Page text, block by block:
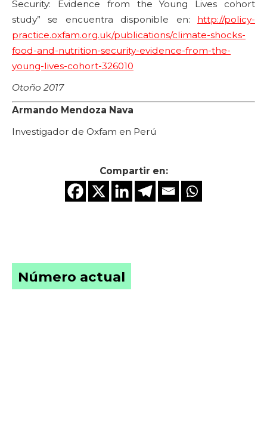
Security: Evidence from the Young Lives cohort
study” se encuentra disponible en: http://policy-
practice.oxfam.org.uk/publications/climate-shocks-
food-and-nutrition-security-evidence-from-the-
young-lives-cohort-326010
Otoño 2017
Armando Mendoza Nava
Investigador de Oxfam en Perú
Compartir en:
Número actual